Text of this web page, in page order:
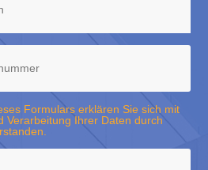
Formulars erklären Sie sich mit
Verarbeitung Ihrer Daten durch